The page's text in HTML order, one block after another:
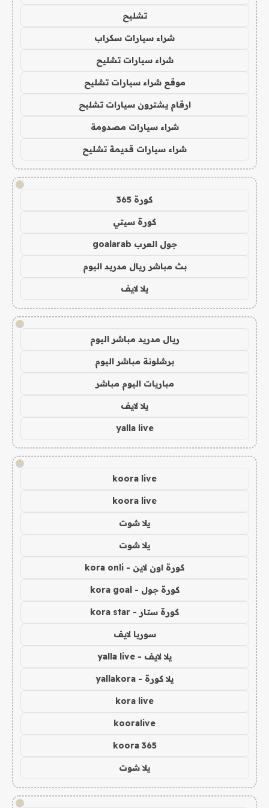
تشليح
شراء سيارات سكراب
شراء سيارات تشليح
موقع شراء سيارات تشليح
ارقام يشترون سيارات تشليح
شراء سيارات مصدومة
شراء سيارات قديمة تشليح
!
كورة 365
كورة سيتي
جول العرب goalarab
بث مباشر ريال مدريد اليوم
يلا لايف
!
ريال مدريد مباشر اليوم
برشلونة مباشر اليوم
مباريات اليوم مباشر
يلا لايف
yalla live
!
koora live
koora live
يلا شوت
يلا شوت
كورة اون لاين - kora onli
كورة جول - kora goal
كورة ستار - kora star
سوريا لايف
يلا لايف - yalla live
يلا كورة - yallakora
kora live
kooralive
koora 365
يلا شوت
!